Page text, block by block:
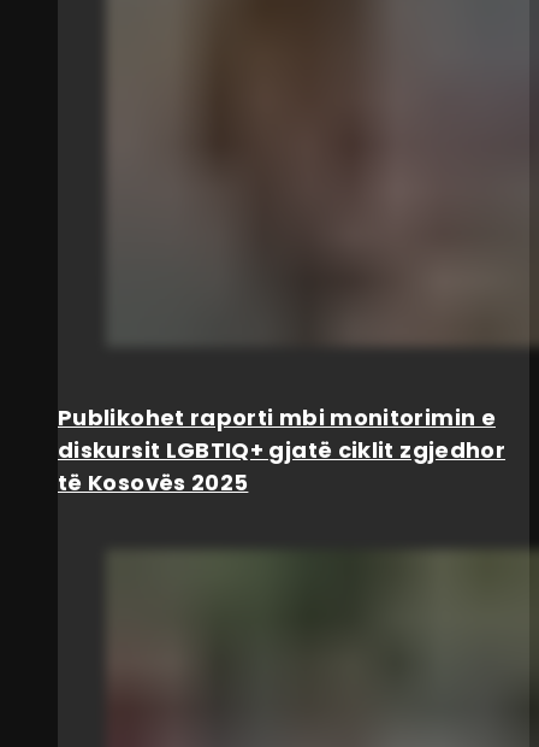
Publikohet raporti mbi monitorimin e
diskursit LGBTIQ+ gjatë ciklit zgjedhor
të Kosovës 2025